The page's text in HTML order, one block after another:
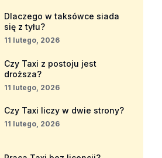
Dlaczego w taksówce siada
się z tyłu?
11 lutego, 2026
Czy Taxi z postoju jest
droższa?
11 lutego, 2026
Czy Taxi liczy w dwie strony?
11 lutego, 2026